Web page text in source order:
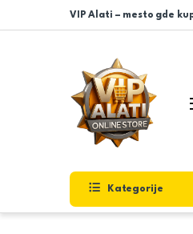
Skip to navigation
Skip to content
VIP Alati – mesto gde
Kategorije